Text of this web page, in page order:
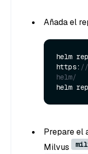
Añada el
helm
https:
helm/
Prepare el
Milvus